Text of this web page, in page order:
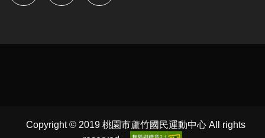
Copyright © 2019 桃園市蘆竹國民運動中心 All rights